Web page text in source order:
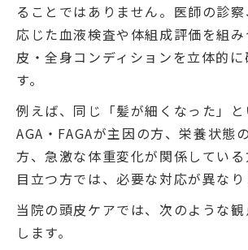
ることではありません。医師の診
応じた血液検査や体組成評価を組
皮・全身コンディションを立体的
す。
例えば、同じ「髪が細くなった」と
AGA・FAGAが主因の方、栄養状態
方、急激な体重変化が関係してい
目立つ方では、必要な対応が異なり
当院の頭皮ケアでは、次のような
します。